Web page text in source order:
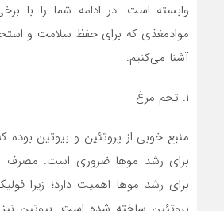
وابسته است. در ادامه شما را با
موادمغذی که برای حفظ سلامت و
آشنا می‌کنیم.
۱. تخم مرغ
منبع خوبی از پروتئین و بیوتین بوده
برای رشد مو‌ها ضروری است. مصرف
برای رشد مو‌ها اهمیت دارد؛ زیرا